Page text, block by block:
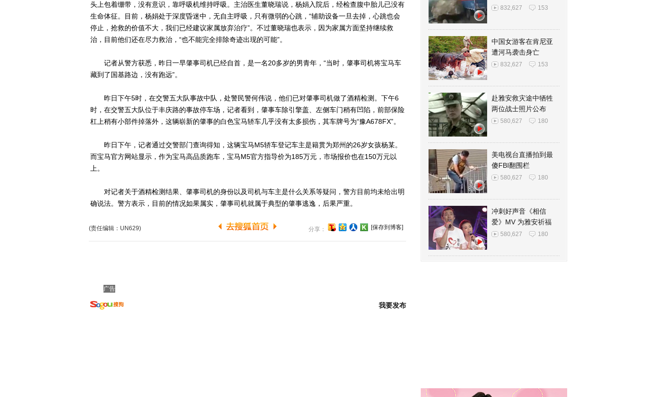
头上包着绷带，没有意识，靠呼吸机维持呼吸。主治医生董晓瑞说，杨娟入院后，经检查腹中胎儿已没有
生命体征。目前，杨娟处于深度昏迷中，无自主呼吸，只有微弱的心跳，“辅助设备一旦去掉，心跳也会
停止，抢救的价值不大，我们已经建议家属放弃治疗”。不过董晓瑞也表示，因为家属方面坚持继续救
治，目前他们还在尽力救治，“也不能完全排除奇迹出现的可能”。
记者从警方获悉，昨日一早肇事司机已经自首，是一名20多岁的男青年，“当时，肇事司机将宝马车
藏到了国基路边，没有跑远”。
昨日下午5时，在交警五大队事故中队，处警民警何伟说，他们已对肇事司机做了酒精检测。下午6
时，在交警五大队位于丰庆路的事故停车场，记者看到，肇事车除引擎盖、左侧车门稍有凹陷，前部保险
杠上稍有小部件掉落外，这辆崭新的肇事的白色宝马轿车几乎没有太多损伤，其车牌号为“豫A678FX”。
昨日下午，记者通过交警部门查询得知，这辆宝马M5轿车登记车主是籍贯为郑州的26岁女孩杨某。
而宝马官方网站显示，作为宝马高品质跑车，宝马M5官方指导价为185万元，市场报价也在150万元以
上。
对记者关于酒精检测结果、肇事司机的身份以及司机与车主是什么关系等疑问，警方目前均未给出明
确说法。警方表示，目前的情况如果属实，肇事司机就属于典型的肇事逃逸，后果严重。
(责任编辑：UN629) 分享： [保存到博客]
广告
我要发布
832,627 153
中国女游客在肯尼亚
遭河马袭击身亡
832,627 153
赴雅安救灾途中牺牲
两位战士照片公布
580,627 180
美电视台直播拍到最
傻FBI翻围栏
580,627 180
冲刺好声音《相信
爱》MV 为雅安祈福
580,627 180